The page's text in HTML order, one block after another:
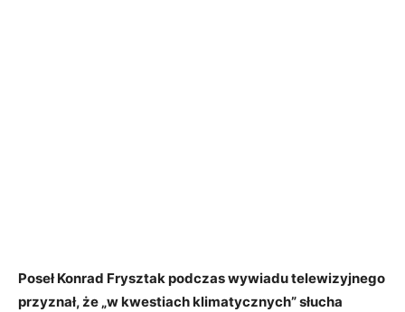
Poseł Konrad Frysztak podczas wywiadu telewizyjnego
przyznał, że „w kwestiach klimatycznych” słucha